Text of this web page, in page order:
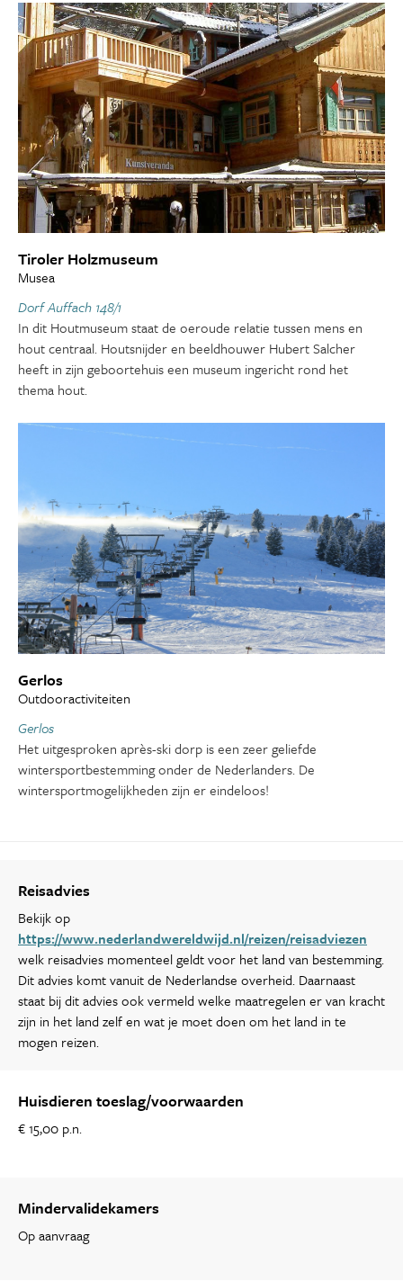
Tiroler Holzmuseum
Musea
Dorf Auffach 148/1
In dit Houtmuseum staat de oeroude relatie tussen mens en
hout centraal. Houtsnijder en beeldhouwer Hubert Salcher
heeft in zijn geboortehuis een museum ingericht rond het
thema hout.
Gerlos
Outdooractiviteiten
Gerlos
Het uitgesproken après-ski dorp is een zeer geliefde
wintersportbestemming onder de Nederlanders. De
wintersportmogelijkheden zijn er eindeloos!
Reisadvies
Bekijk op
https://www.nederlandwereldwijd.nl/reizen/reisadviezen
welk reisadvies momenteel geldt voor het land van bestemming.
Dit advies komt vanuit de Nederlandse overheid. Daarnaast
staat bij dit advies ook vermeld welke maatregelen er van kracht
zijn in het land zelf en wat je moet doen om het land in te
mogen reizen.
Huisdieren toeslag/voorwaarden
€ 15,00 p.n.
Mindervalidekamers
Op aanvraag